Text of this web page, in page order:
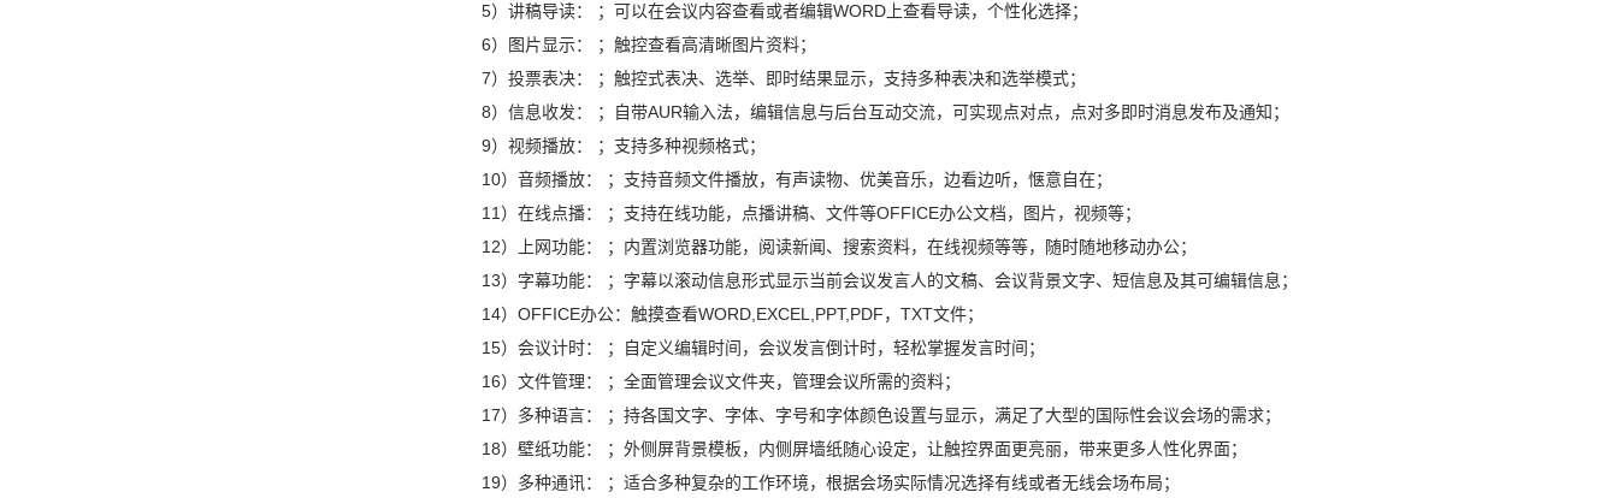
5）讲稿导读： ；可以在会议内容查看或者编辑WORD上查看导读，个性化选择；
6）图片显示： ；触控查看高清晰图片资料；
7）投票表决： ；触控式表决、选举、即时结果显示，支持多种表决和选举模式；
8）信息收发： ；自带AUR输入法，编辑信息与后台互动交流，可实现点对点，点对多即时消息发布及通知；
9）视频播放： ；支持多种视频格式；
10）音频播放： ；支持音频文件播放，有声读物、优美音乐，边看边听，惬意自在；
11）在线点播： ；支持在线功能，点播讲稿、文件等OFFICE办公文档，图片，视频等；
12）上网功能： ；内置浏览器功能，阅读新闻、搜索资料，在线视频等等，随时随地移动办公；
13）字幕功能： ；字幕以滚动信息形式显示当前会议发言人的文稿、会议背景文字、短信息及其可编辑信息；
14）OFFICE办公：触摸查看WORD,EXCEL,PPT,PDF，TXT文件；
15）会议计时： ；自定义编辑时间，会议发言倒计时，轻松掌握发言时间；
16）文件管理： ；全面管理会议文件夹，管理会议所需的资料；
17）多种语言： ；持各国文字、字体、字号和字体颜色设置与显示，满足了大型的国际性会议会场的需求；
18）壁纸功能： ；外侧屏背景模板，内侧屏墙纸随心设定，让触控界面更亮丽，带来更多人性化界面；
19）多种通讯： ；适合多种复杂的工作环境，根据会场实际情况选择有线或者无线会场布局；